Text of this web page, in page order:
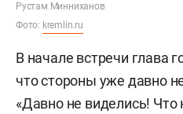
Рустам Минниханов
Фото: kremlin.ru
В начале встречи глава
что стороны уже давно
«Давно не виделись! Что